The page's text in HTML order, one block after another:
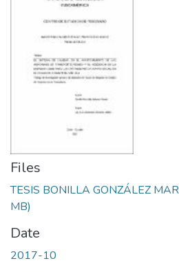
Files
TESIS BONILLA GONZÁLEZ
MB)
Date
2017-10